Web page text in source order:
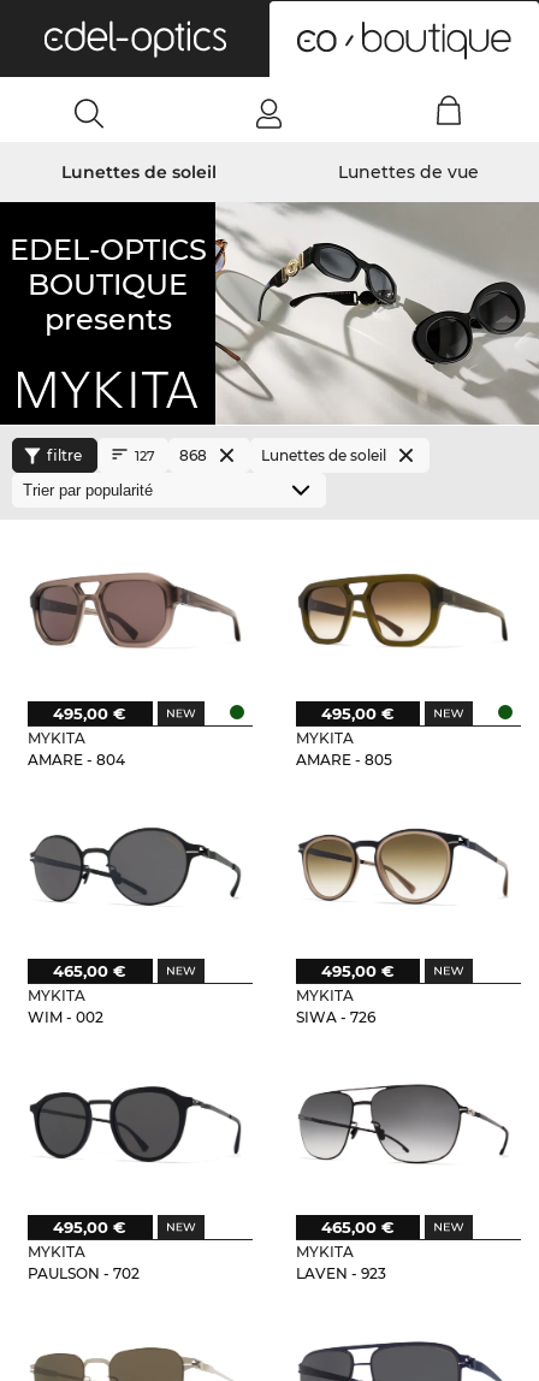
Lunettes de soleil Lunettes de vue
EDEL-OPTICS
BOUTIQUE
presents
filtre 127 868 Lunettes de soleil
MYKITA
AMARE - 804
495,00 €
MYKITA
AMARE - 805
495,00 €
MYKITA
WIM - 002
465,00 €
MYKITA
SIWA - 726
495,00 €
MYKITA
PAULSON - 702
495,00 €
MYKITA
LAVEN - 923
465,00 €